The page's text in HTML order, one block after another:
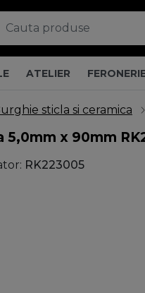
ATELIER
sticla si ceramica
x 90mm
RK223005